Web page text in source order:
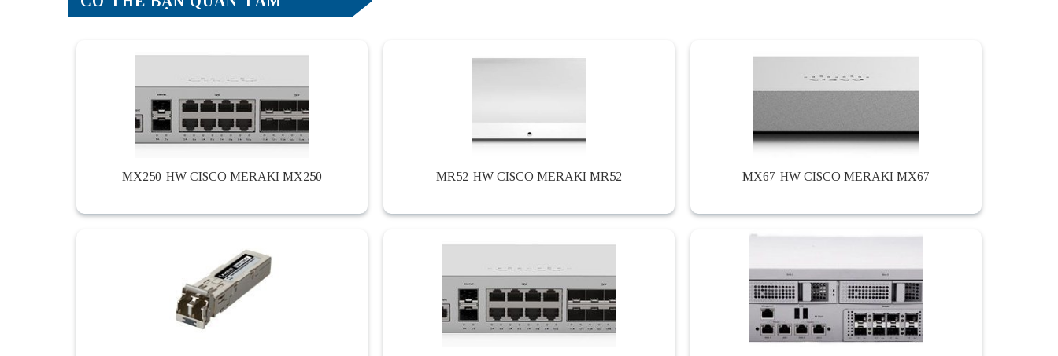
MX250-HW CISCO MERAKI MX250 MR52-HW CISCO MERAKI MR52 MX67-HW CISCO MERAKI MX67